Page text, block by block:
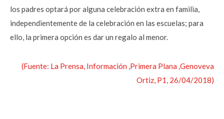
los padres optará por alguna celebración extra en familia,
independientemente de la celebración en las escuelas; para
ello, la primera opción es dar un regalo al menor.
(Fuente: La Prensa, Información ,Primera Plana ,Genoveva
Ortiz, P1, 26/04/2018)